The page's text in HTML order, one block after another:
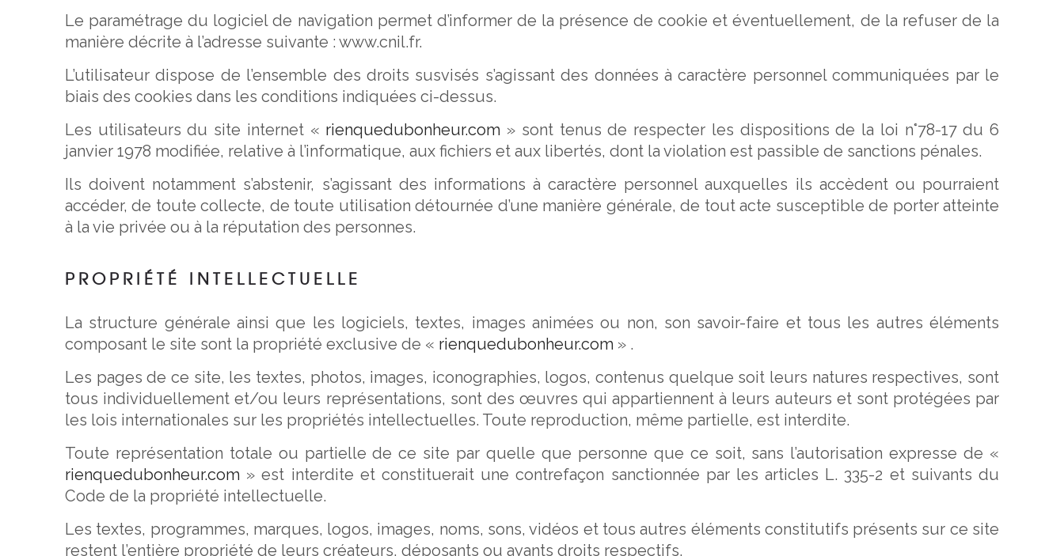
Le paramétrage du logiciel de navigation permet d’informer de la présence de cookie et éventuellement, de la refuser de la
manière décrite à l’adresse suivante : www.cnil.fr.
L’utilisateur dispose de l’ensemble des droits susvisés s’agissant des données à caractère personnel communiquées par le
biais des cookies dans les conditions indiquées ci-dessus.
Les utilisateurs du site internet « rienquedubonheur.com » sont tenus de respecter les dispositions de la loi n°78-17 du 6
janvier 1978 modifiée, relative à l’informatique, aux fichiers et aux libertés, dont la violation est passible de sanctions pénales.
Ils doivent notamment s’abstenir, s’agissant des informations à caractère personnel auxquelles ils accèdent ou pourraient
accéder, de toute collecte, de toute utilisation détournée d’une manière générale, de tout acte susceptible de porter atteinte
à la vie privée ou à la réputation des personnes.
PROPRIÉTÉ INTELLECTUELLE
La structure générale ainsi que les logiciels, textes, images animées ou non, son savoir-faire et tous les autres éléments
composant le site sont la propriété exclusive de « rienquedubonheur.com » .
Les pages de ce site, les textes, photos, images, iconographies, logos, contenus quelque soit leurs natures respectives, sont
tous individuellement et/ou leurs représentations, sont des œuvres qui appartiennent à leurs auteurs et sont protégées par
les lois internationales sur les propriétés intellectuelles. Toute reproduction, même partielle, est interdite.
Toute représentation totale ou partielle de ce site par quelle que personne que ce soit, sans l’autorisation expresse de «
rienquedubonheur.com » est interdite et constituerait une contrefaçon sanctionnée par les articles L. 335-2 et suivants du
Code de la propriété intellectuelle.
Les textes, programmes, marques, logos, images, noms, sons, vidéos et tous autres éléments constitutifs présents sur ce site
restent l’entière propriété de leurs créateurs, déposants ou ayants droits respectifs.